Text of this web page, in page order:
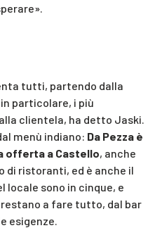
tutti, partendo dalla
particolare, i più
clientela, ha detto Jaski.
menù indiano: Da Pezza è
offerta a Castello, anche
di ristoranti, ed è anche il
locale sono in cinque, e
a fare tutto, dal bar
esigenze.